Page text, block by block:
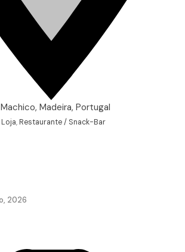
Madeira, Portugal
Loja,Restaurante / Snack-Bar
2026